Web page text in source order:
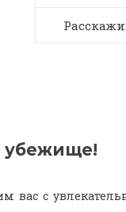
убежище!
вас с